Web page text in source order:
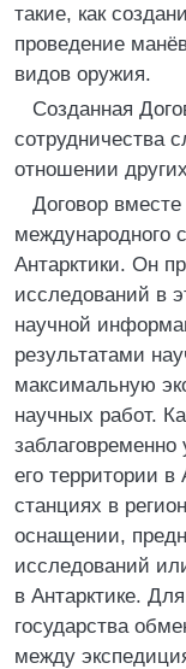
такие, как
проведение
видов оружия.
Созданная
сотрудничества
отношении
Договор
международного
Антарктики. Он
исследований в
научной
результатами
максимальную
научных работ.
его территории в
станциях в
оснащении,
исследований
в Антарктике.
государства
между